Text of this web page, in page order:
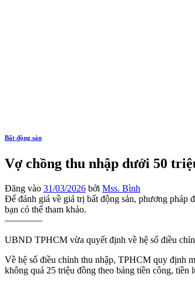
Bất động sản
Vợ chồng thu nhập dưới 50
Đăng vào 31/03/2026 bởi Mss. Bình
Để đánh giá về giá trị bất động sản, phương pháp
bạn có thể tham khảo.
————
UBND TPHCM vừa quyết định về hệ số điều
Về hệ số điều chỉnh thu nhập, TPHCM quy định
không quá 25 triệu đồng theo bảng tiền công,